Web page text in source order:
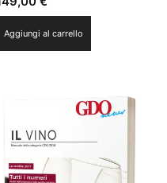
Aggiungi al carrello